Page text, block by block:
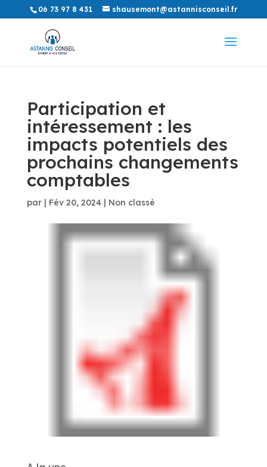
06 73 97 8 431 shausemont@astannisconseil.fr
Participation et
intéressement : les
impacts potentiels des
prochains changements
comptables
par | Fév 20, 2024| Non classé